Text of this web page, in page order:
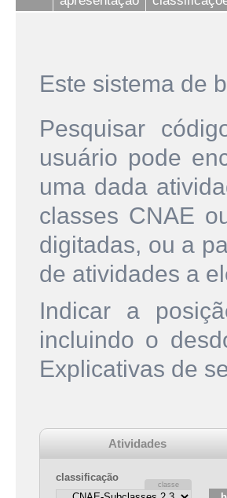
Este sistema de
Pesquisar
usuário pode
uma dada
classes CNAE
digitadas, ou a
de atividades a
Indicar a
incluindo o
Explicativas de
Atividades
classificação